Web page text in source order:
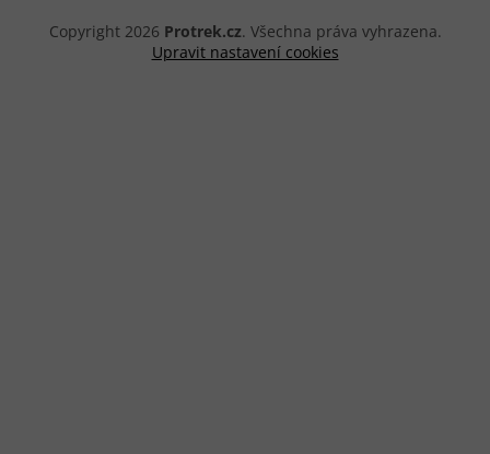
Copyright 2026 Protrek.cz. Všechna práva vyhrazena.
Upravit nastavení cookies